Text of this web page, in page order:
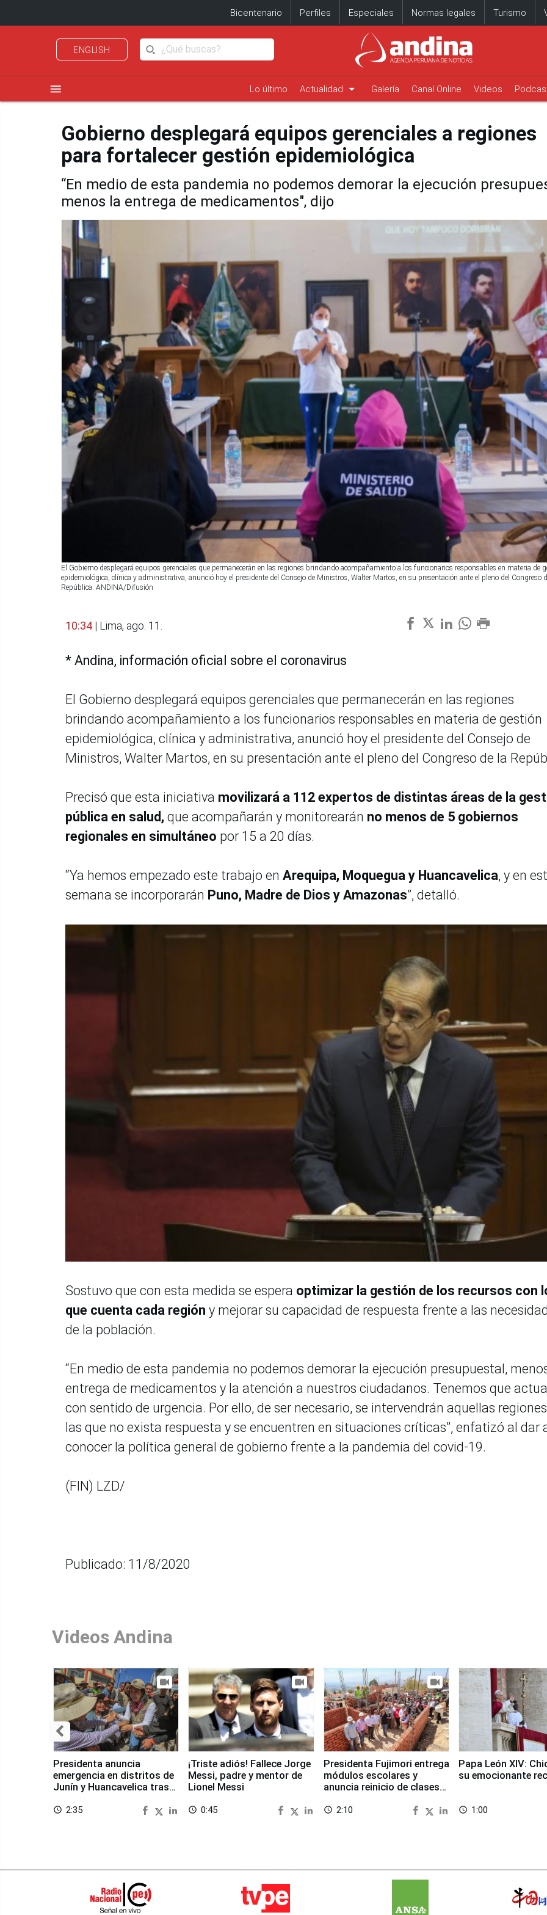
Bicentenario Perfiles Especiales Normas legales Turismo
ENGLISH
menu Lo último Actualidad arrow_drop_down Galería Canal Online Videos
Gobierno desplegará equipos gerenciales a regiones
para fortalecer gestión epidemiológica
“En medio de esta pandemia no podemos demorar la ejecución
menos la entrega de medicamentos", dijo
El Gobierno desplegará equipos gerenciales que permanecerán en las regiones brindando acompañamiento a los funcionarios responsables en materia de
epidemiológica, clínica y administrativa, anunció hoy el presidente del Consejo de Ministros, Walter Martos, en su presentación ante el pleno del Congreso
República. ANDINA/Difusión
10:34 | Lima, ago. 11.
* Andina, información oficial sobre el coronavirus
El Gobierno desplegará equipos gerenciales que permanecerán en las regiones
brindando acompañamiento a los funcionarios responsables en materia de gestión
epidemiológica, clínica y administrativa, anunció hoy el presidente del Consejo de
Ministros, Walter Martos, en su presentación ante el pleno del Congreso de la
Precisó que esta iniciativa movilizará a 112 expertos de distintas áreas de la
pública en salud, que acompañarán y monitorearán no menos de 5 gobiernos
regionales en simultáneo por 15 a 20 días.
“Ya hemos empezado este trabajo en Arequipa, Moquegua y Huancavelica, y en
semana se incorporarán Puno, Madre de Dios y Amazonas”, detalló.
Sostuvo que con esta medida se espera optimizar la gestión de los recursos con
que cuenta cada región y mejorar su capacidad de respuesta frente a las
de la población.
“En medio de esta pandemia no podemos demorar la ejecución presupuestal,
entrega de medicamentos y la atención a nuestros ciudadanos. Tenemos que
con sentido de urgencia. Por ello, de ser necesario, se intervendrán aquellas
las que no exista respuesta y se encuentren en situaciones críticas”, enfatizó al dar
conocer la política general de gobierno frente a la pandemia del covid-19.
(FIN) LZD/
Publicado: 11/8/2020
Videos Andina
Presidenta anuncia
emergencia en distritos de
Junín y Huancavelica tras
access_time 2:35
¡Triste adiós! Fallece Jorge
Messi, padre y mentor de
Lionel Messi
access_time 0:45
Presidenta Fujimori entrega
módulos escolares y
anuncia reinicio de clases
access_time 2:10
Papa León XIV:
su emocionante
access_time 1:00